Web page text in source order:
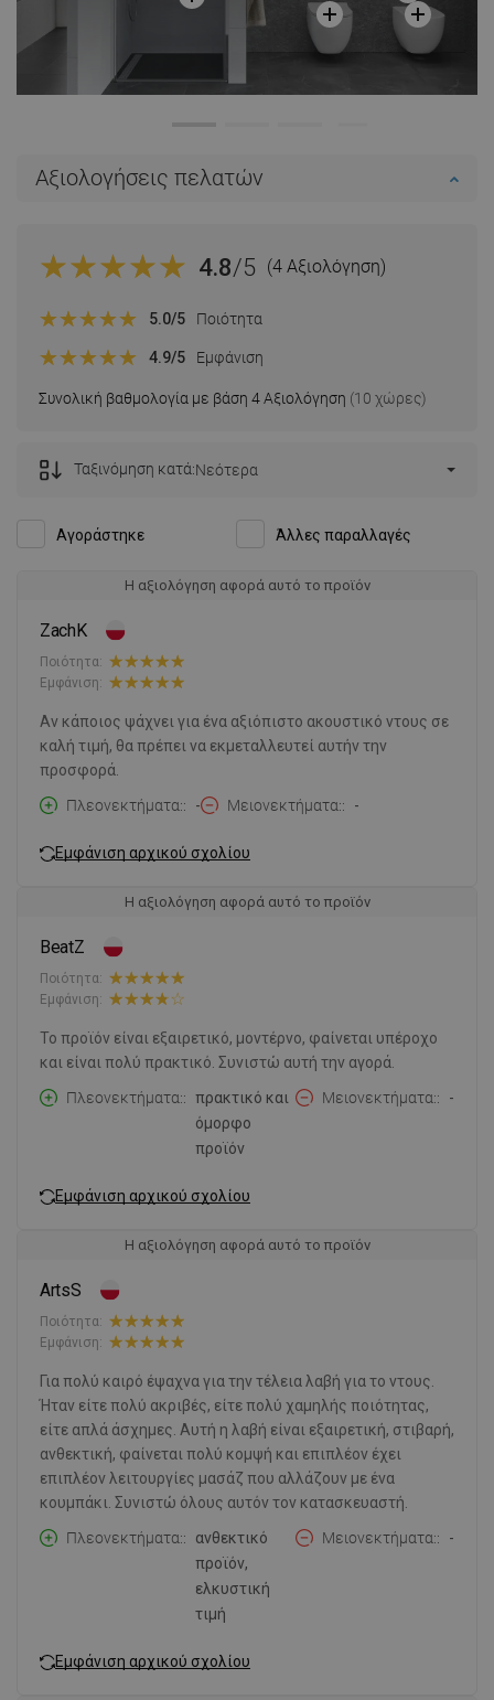
Αξιολογήσεις πελατών
4.8/5 (4 Αξιολόγηση)
Συνολική βαθμολογία με βάση 4 Αξιολόγηση (10 χώρες)
5.0/5 Ποιότητα
4.9/5 Εμφάνιση
Αγοράστηκε Άλλες παραλλαγές
Ταξινόμηση κατά:Νεότερα
Η αξιολόγηση αφορά αυτό το προϊόν
ZachK
Ποιότητα:
Εμφάνιση:
Αν κάποιος ψάχνει για ένα αξιόπιστο ακουστικό ντους σε
καλή τιμή, θα πρέπει να εκμεταλλευτεί αυτήν την
προσφορά.
Πλεονεκτήματα:
- Μειονεκτήματα: -
Εμφάνιση αρχικού σχολίου
Η αξιολόγηση αφορά αυτό το προϊόν
BeatZ
Ποιότητα:
Εμφάνιση:
Το προϊόν είναι εξαιρετικό, μοντέρνο, φαίνεται υπέροχο
και είναι πολύ πρακτικό. Συνιστώ αυτή την αγορά.
Πλεονεκτήματα:
πρακτικό και
όμορφο
προϊόν
Μειονεκτήματα: -
Εμφάνιση αρχικού σχολίου
Η αξιολόγηση αφορά αυτό το προϊόν
ArtsS
Ποιότητα:
Εμφάνιση:
Για πολύ καιρό έψαχνα για την τέλεια λαβή για το ντους.
Ήταν είτε πολύ ακριβές, είτε πολύ χαμηλής ποιότητας,
είτε απλά άσχημες. Αυτή η λαβή είναι εξαιρετική, στιβαρή,
ανθεκτική, φαίνεται πολύ κομψή και επιπλέον έχει
επιπλέον λειτουργίες μασάζ που αλλάζουν με ένα
κουμπάκι. Συνιστώ όλους αυτόν τον κατασκευαστή.
Πλεονεκτήματα:
ανθεκτικό
προϊόν,
ελκυστική
τιμή
Μειονεκτήματα: -
Εμφάνιση αρχικού σχολίου